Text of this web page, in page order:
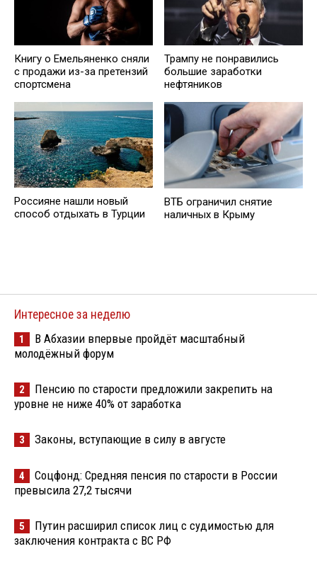
Книгу о Емельяненко сняли
с продажи из-за претензий
спортсмена
Трампу не понравились
большие заработки
нефтяников
Россияне нашли новый
способ отдыхать в Турции
ВТБ ограничил снятие
наличных в Крыму
Интересное за неделю
1
В Абхазии впервые пройдёт масштабный
молодёжный форум
2
Пенсию по старости предложили закрепить на
уровне не ниже 40% от заработка
3 Законы, вступающие в силу в августе
4
Соцфонд: Средняя пенсия по старости в России
превысила 27,2 тысячи
5
Путин расширил список лиц с судимостью для
заключения контракта с ВС РФ